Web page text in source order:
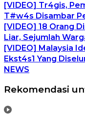
[VIDEO] Tr4gis,
T#w4s Disambar
[VIDEO] 18 Orang
Liar, Sejumlah
[VIDEO] Malaysia
Ekst4s1 Yang
NEWS
Rekomendasi